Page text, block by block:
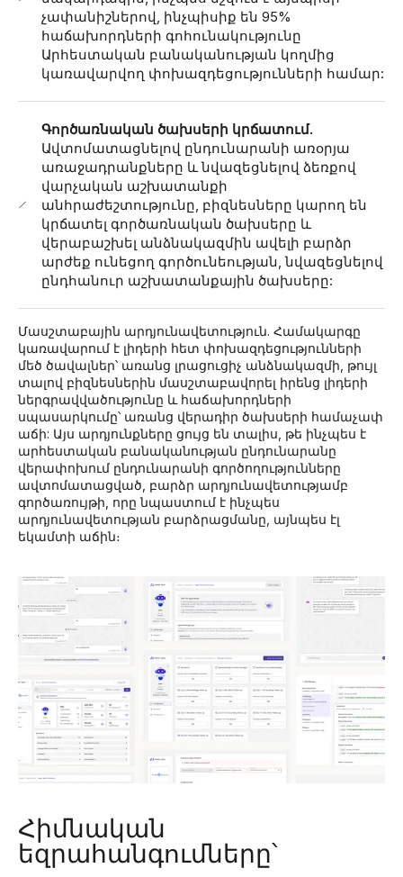
չափանիշներով, ինչպիսիք են 95%
հաճախորդների գոհունակությունը
Արհեստական ​​բանականության կողմից
կառավարվող փոխազդեցությունների համար:
Գործառնական ծախսերի կրճատում.
Ավտոմատացնելով ընդունարանի առօրյա
առաջադրանքները և նվազեցնելով ձեռքով
վարչական աշխատանքի
անհրաժեշտությունը, բիզնեսները կարող են
կրճատել գործառնական ծախսերը և
վերաբաշխել անձնակազմին ավելի բարձր
արժեք ունեցող գործունեության, նվազեցնելով
ընդհանուր աշխատանքային ծախսերը:
Մասշտաբային արդյունավետություն. Համակարգը
կառավարում է լիդերի հետ փոխազդեցությունների
մեծ ծավալներ՝ առանց լրացուցիչ անձնակազմի, թույլ
տալով բիզնեսներին մասշտաբավորել իրենց լիդերի
ներգրավվածությունը և հաճախորդների
սպասարկումը՝ առանց վերադիր ծախսերի համաչափ
աճի: Այս արդյունքները ցույց են տալիս, թե ինչպես է
արհեստական ​​բանականության ընդունարանը
վերափոխում ընդունարանի գործողությունները
ավտոմատացված, բարձր արդյունավետությամբ
գործառույթի, որը նպաստում է ինչպես
արդյունավետության բարձրացմանը, այնպես էլ
եկամտի աճին։
Հիմնական
եզրահանգումները՝